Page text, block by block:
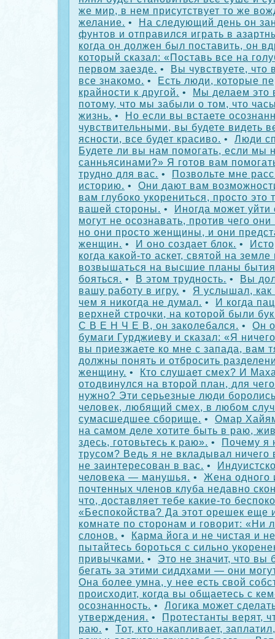
же мир, в нем присутствует то же
желание. • На следующий день он
фунтов и отправился играть в
когда он должен был поставить, он
который сказал: «Поставь все на
первом заезде. • Вы чувствуете,
все знакомо. • Есть люди, которые
крайности к другой. • Мы делаем это
потому, что мы забыли о том, что
жизнь. • Но если вы встаете
чувствительными, вы будете видеть
ясности, все будет красиво. • Люди
Будете ли вы нам помогать, если мы
санньясинами?» Я готов вам
трудно для вас. • Позвольте мне
историю. • Они дают вам
вам глубоко укорениться, просто это
вашей стороны. • Иногда может уйти
могут не осознавать, против чего
но они просто женщины, и они
женщин. • И оно создает блок. •
когда какой-то аскет, святой на земле
возвышаться на высшие планы
бояться. • В этом трудность. • Вы
вашу работу в игру. • Я услышал, как
чем я никогда не думал. • И когда
верхней строчки, на которой были
С В Е Н Ч Е В, он заколебался. • Он
бумаги Гурджиеву и сказал: «Я
вы приезжаете ко мне с запада, вам
должны понять и отбросить
женщину. • Кто слушает смех? И
отодвинулся на второй план, для
нужно? Эти серьезные люди
человек, любящий смех, в любом
сумасшедшее сборище. • Омар
на самом деле хотите быть в раю,
здесь, готовьтесь к раю». • Почему я
трусом? Ведь я не вкладывал
не заинтересован в вас. •
человека — манушья. • Жена одного
почтенных членов клуба недавно
что, доставляет тебе какие-то
«Беспокойства? Да этот орешек еще
комнате по сторонам и говорит: «Ни
слонов. • Карма йога и не чистая и
пытайтесь бороться с сильно
привычками. • Это не значит, что вы
бегать за этими сиддхами — они
Она более умна, у нее есть свой
происходит, когда вы общаетесь с
осознанность. • Логика может
утверждения. • Протестанты верят,
раю. • Тот, кто накапливает,